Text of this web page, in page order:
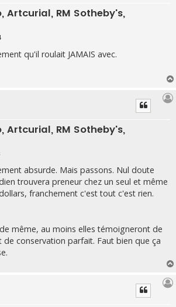
Artcurial, RM Sotheby's,
qu'il roulait JAMAIS avec.
Artcurial, RM Sotheby's,
absurde. Mais passons. Nul doute
trouvera preneur chez un seul et même
franchement c'est tout c'est rien.
même, au moins elles témoigneront de
conservation parfait. Faut bien que ça